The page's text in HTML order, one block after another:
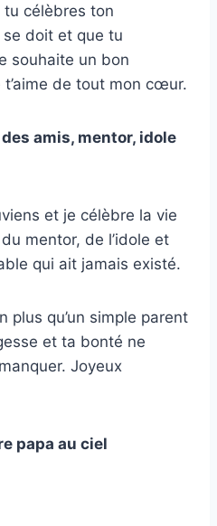
tu célèbres ton
doit et que tu
souhaite un bon
de tout mon cœur.
amis, mentor, idole
et je célèbre la vie
mentor, de l’idole et
qui ait jamais existé.
plus qu’un simple parent
et ta bonté ne
Joyeux
papa au ciel